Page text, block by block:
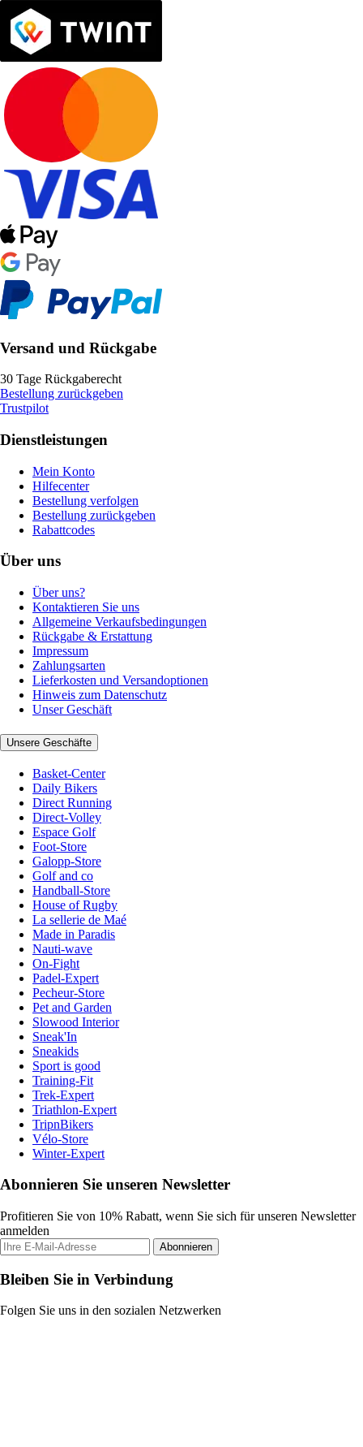
Versand und Rückgabe
30 Tage Rückgaberecht
Bestellung zurückgeben
Trustpilot
Dienstleistungen
Mein Konto
Hilfecenter
Bestellung verfolgen
Bestellung zurückgeben
Rabattcodes
Über uns
Über uns?
Kontaktieren Sie uns
Allgemeine Verkaufsbedingungen
Rückgabe & Erstattung
Impressum
Zahlungsarten
Lieferkosten und Versandoptionen
Hinweis zum Datenschutz
Unser Geschäft
Unsere Geschäfte
Basket-Center
Daily Bikers
Direct Running
Direct-Volley
Espace Golf
Foot-Store
Galopp-Store
Golf and co
Handball-Store
House of Rugby
La sellerie de Maé
Made in Paradis
Nauti-wave
On-Fight
Padel-Expert
Pecheur-Store
Pet and Garden
Slowood Interior
Sneak'In
Sneakids
Sport is good
Training-Fit
Trek-Expert
Triathlon-Expert
TripnBikers
Vélo-Store
Winter-Expert
Abonnieren Sie unseren Newsletter
Profitieren Sie von 10% Rabatt, wenn Sie sich für unseren Newsletter
anmelden
Abonnieren
Bleiben Sie in Verbindung
Folgen Sie uns in den sozialen Netzwerken